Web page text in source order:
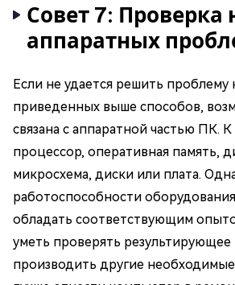
Совет 7: Проверка
аппаратных
Если не удается решить проблему
приведенных выше способов,
связана с аппаратной частью ПК.
процессор, оперативная память,
микросхема, диски или плата.
работоспособности
обладать соответствующим
уметь проверять
производить другие